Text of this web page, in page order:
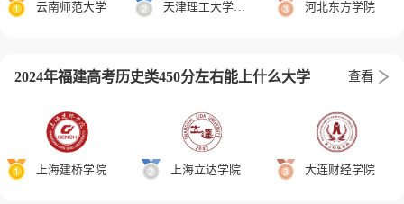
云南师范大学 天津理工大学中环信息学院 河北东方学院
2024年福建高考历史类450分左右能上什么大学 查看
上海建桥学院 上海立达学院 大连财经学院